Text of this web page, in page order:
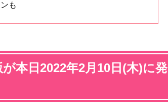
も
が本日2022年2月10日(木)に発